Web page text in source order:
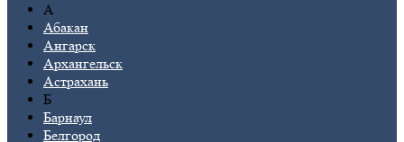
А
Абакан
Ангарск
Архангельск
Астрахань
Б
Барнаул
Белгород